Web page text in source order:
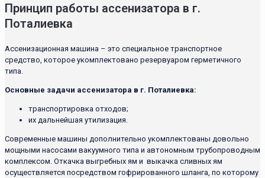
Принцип работы ассенизатора в г.
Поталиевка
Ассенизационная машина – это специальное транспортное
средство, которое укомплектовано резервуаром герметичного
типа.
Основные задачи ассенизатора в г. Поталиевка:
транспортировка отходов;
их дальнейшая утилизация.
Современные машины дополнительно укомплектованы довольно
мощными насосами вакуумного типа и автономным трубопроводным
комплексом. Откачка выгребных ям и выкачка сливных ям
осуществляется посредством гофрированного шланга, по которому